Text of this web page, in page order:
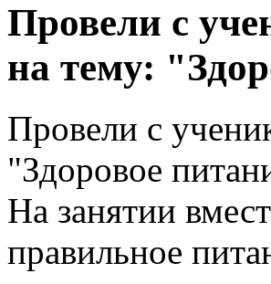
Провели с
на тему:
Провели с
"Здоровое
На занятии
правильное